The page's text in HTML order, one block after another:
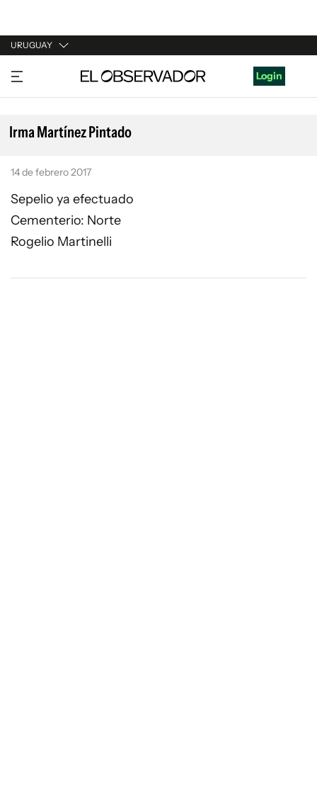
URUGUAY
URUGUAY
ARGENTINA
ESPAÑA
Login
Irma Martínez Pintado
14 de febrero 2017
Sepelio ya efectuado
Cementerio: Norte
Rogelio Martinelli